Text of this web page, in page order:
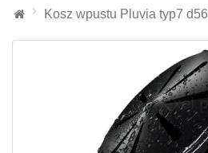
Kosz wpustu Pluvia typ7